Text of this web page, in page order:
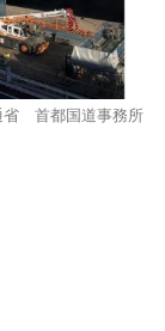
省 首都国道事務所